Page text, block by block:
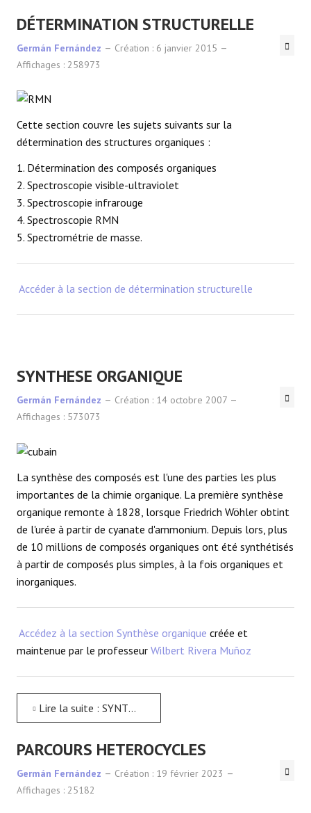
DÉTERMINATION STRUCTURELLE
Germán Fernández
Création : 6 janvier 2015
Affichages : 258973
Cette section couvre les sujets suivants sur la
détermination des structures organiques :
1. Détermination des composés organiques
2. Spectroscopie visible-ultraviolet
3. Spectroscopie infrarouge
4. Spectroscopie RMN
5. Spectrométrie de masse.
Accéder à la section de détermination structurelle
SYNTHESE ORGANIQUE
Germán Fernández
Création : 14 octobre 2007
Affichages : 573073
La synthèse des composés est l'une des parties les plus
importantes de la chimie organique. La première synthèse
organique remonte à 1828, lorsque Friedrich Wöhler obtint
de l'urée à partir de cyanate d'ammonium. Depuis lors, plus
de 10 millions de composés organiques ont été synthétisés
à partir de composés plus simples, à la fois organiques et
inorganiques.
Accédez à la section Synthèse organique créée et
maintenue par le professeur Wilbert Rivera Muñoz
Lire la suite : SYNTHESE ORGANIQUE
PARCOURS HETEROCYCLES
Germán Fernández
Création : 19 février 2023
Affichages : 25182